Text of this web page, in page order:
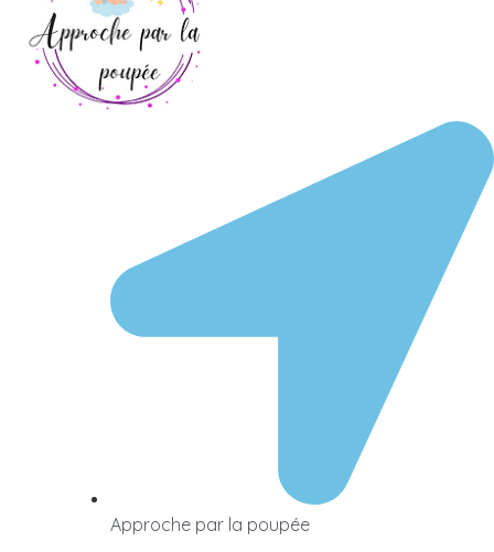
Approche par la poupée